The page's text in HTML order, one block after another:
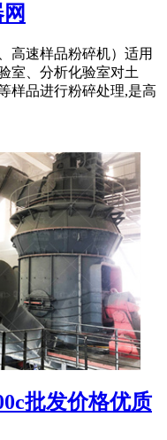
高速样品粉碎机）适用
室、分析化验室对土
样品进行粉碎处理,是高
批发价格优质